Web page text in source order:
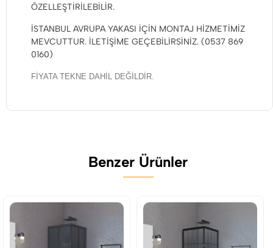
ÖZELLEŞTİRİLEBİLİR.
İSTANBUL AVRUPA YAKASI İÇİN MONTAJ HİZMETİMİZ
MEVCUTTUR. İLETİŞİME GEÇEBİLİRSİNİZ. (0537 869
0160)
FİYATA TEKNE DAHİL DEĞİLDİR.
Benzer Ürünler